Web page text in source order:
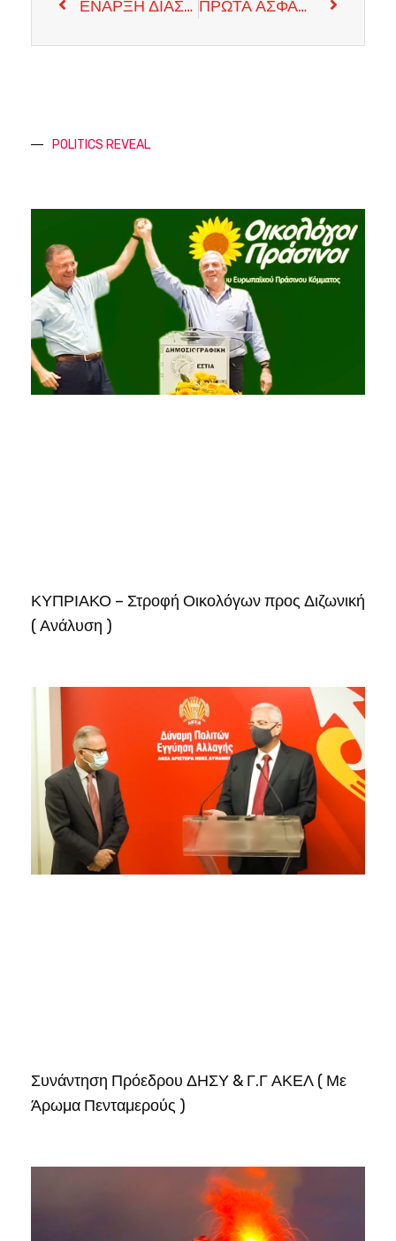
ΕΝΑΡΞΗ ΔΙΑΣΚΕΨΗΣ ΓΕΝΕΥΗΣ ΠΡΩΤΑ ΑΣΦΑΛΗ ΣΥΜΠΕΡΑΣΜΑΤΑ ΑΠΟ ΤΗ ΓΕΝΕΥΗ
POLITICS REVEAL
ΚΥΠΡΙΑΚΟ – Στροφή Οικολόγων προς Διζωνική
( Ανάλυση )
Συνάντηση Πρόεδρου ΔΗΣΥ & Γ.Γ ΑΚΕΛ ( Με
Άρωμα Πενταμερούς )